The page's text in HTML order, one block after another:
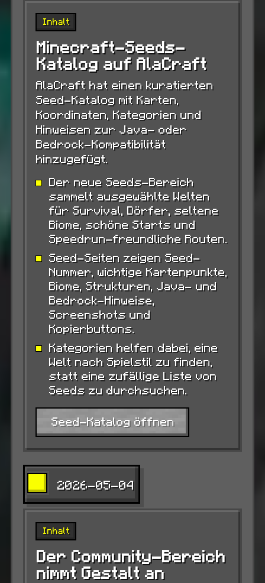
Inhalt
Minecraft-Seeds-
Katalog auf AlaCraft
AlaCraft hat einen kuratierten
Seed-Katalog mit Karten,
Koordinaten, Kategorien und
Hinweisen zur Java- oder
Bedrock-Kompatibilität
hinzugefügt.
Der neue Seeds-Bereich
sammelt ausgewählte Welten
für Survival, Dörfer, seltene
Biome, schöne Starts und
Speedrun-freundliche Routen.
Seed-Seiten zeigen Seed-
Nummer, wichtige Kartenpunkte,
Biome, Strukturen, Java- und
Bedrock-Hinweise,
Screenshots und
Kopierbuttons.
Kategorien helfen dabei, eine
Welt nach Spielstil zu finden,
statt eine zufällige Liste von
Seeds zu durchsuchen.
Seed-Katalog öffnen
2026-05-04
Inhalt
Der Community-Bereich
nimmt Gestalt an